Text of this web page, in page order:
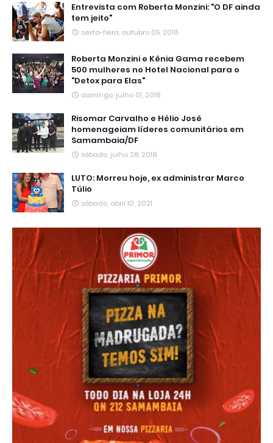
Entrevista com Roberta Monzini: "O DF ainda
tem jeito"
sexta-feira, outubro 05, 2018
Roberta Monzini e Kênia Gama recebem
500 mulheres no Hotel Nacional para o
"Detox para Elas"
domingo, julho 01, 2018
Risomar Carvalho e Hélio José
homenageiam líderes comunitários em
Samambaia/DF
sábado, julho 28, 2018
LUTO: Morreu hoje, ex administrar Marco
Túlio
sábado, abril 10, 2021